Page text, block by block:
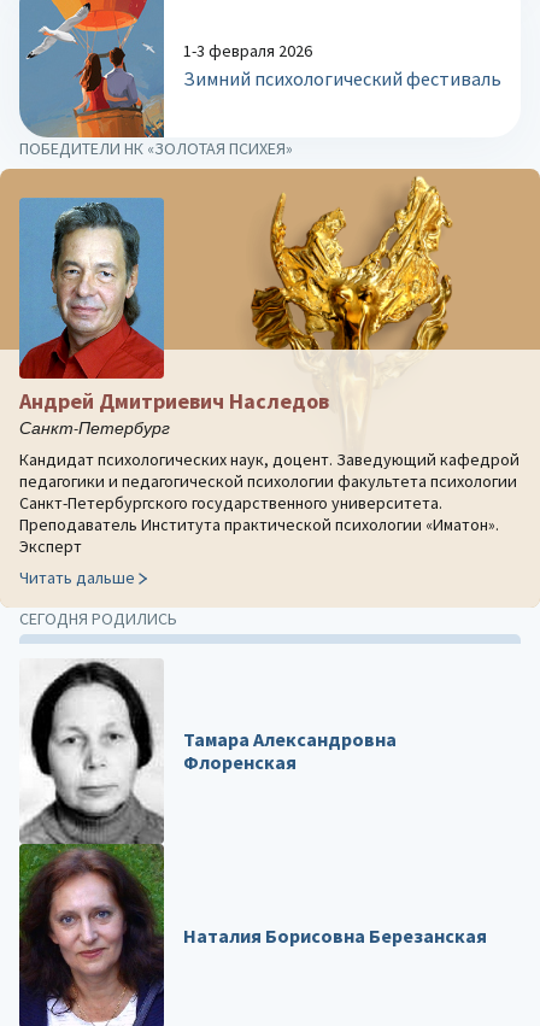
1-3 февраля 2026
Зимний психологический фестиваль
ПОБЕДИТЕЛИ НК «ЗОЛОТАЯ ПСИХЕЯ»
Андрей Дмитриевич Наследов
Санкт-Петербург
Кандидат психологических наук, доцент. Заведующий кафедрой
педагогики и педагогической психологии факультета психологии
Санкт-Петербургского государственного университета.
Преподаватель Института практической психологии «Иматон».
Эксперт
Читать дальше
СЕГОДНЯ РОДИЛИСЬ
Тамара Александровна
Флоренская
Наталия Борисовна Березанская